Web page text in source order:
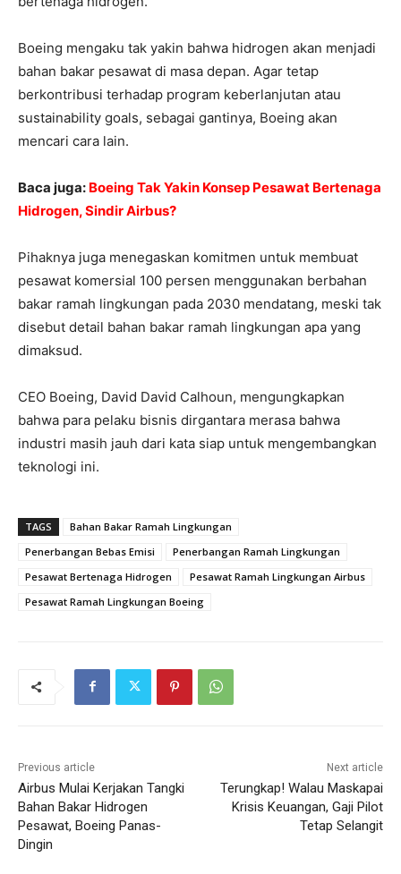
Boeing mengaku tak yakin bahwa hidrogen akan menjadi
bahan bakar pesawat di masa depan. Agar tetap
berkontribusi terhadap program keberlanjutan atau
sustainability goals, sebagai gantinya, Boeing akan
mencari cara lain.
Baca juga: Boeing Tak Yakin Konsep Pesawat Bertenaga
Hidrogen, Sindir Airbus?
Pihaknya juga menegaskan komitmen untuk membuat
pesawat komersial 100 persen menggunakan berbahan
bakar ramah lingkungan pada 2030 mendatang, meski tak
disebut detail bahan bakar ramah lingkungan apa yang
dimaksud.
CEO Boeing, David David Calhoun, mengungkapkan
bahwa para pelaku bisnis dirgantara merasa bahwa
industri masih jauh dari kata siap untuk mengembangkan
teknologi ini.
TAGS
Bahan Bakar Ramah Lingkungan
Penerbangan Bebas Emisi
Penerbangan Ramah Lingkungan
Pesawat Bertenaga Hidrogen
Pesawat Ramah Lingkungan Airbus
Pesawat Ramah Lingkungan Boeing
Previous article
Airbus Mulai Kerjakan Tangki
Bahan Bakar Hidrogen
Pesawat, Boeing Panas-
Dingin
Next article
Terungkap! Walau Maskapai
Krisis Keuangan, Gaji Pilot
Tetap Selangit